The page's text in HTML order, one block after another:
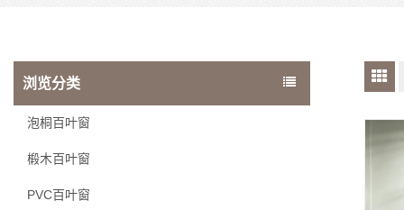
浏览分类
泡桐百叶窗
椴木百叶窗
PVC百叶窗